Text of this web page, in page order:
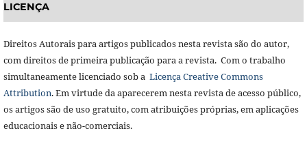
LICENÇA
Direitos Autorais para artigos publicados nesta revista são do autor,
com direitos de primeira publicação para a revista. Com o trabalho
simultaneamente licenciado sob a Licença Creative Commons
Attribution. Em virtude da aparecerem nesta revista de acesso público,
os artigos são de uso gratuito, com atribuições próprias, em aplicações
educacionais e não-comerciais.